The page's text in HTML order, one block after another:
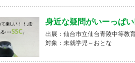
身近な疑問がいーっぱ
出展：仙台市立仙台青陵中等教
対象：未就学児～おとな